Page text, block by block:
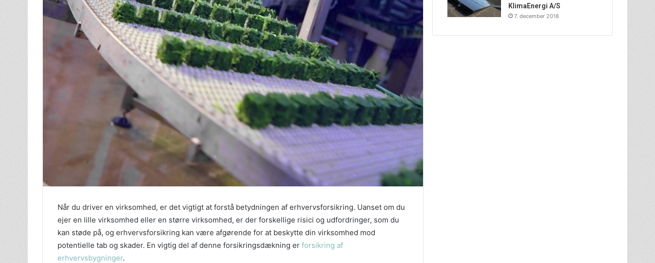
Når du driver en virksomhed, er det vigtigt at forstå betydningen af erhvervsforsikring. Uanset om du
ejer en lille virksomhed eller en større virksomhed, er der forskellige risici og udfordringer, som du
kan støde på, og erhvervsforsikring kan være afgørende for at beskytte din virksomhed mod
potentielle tab og skader. En vigtig del af denne forsikringsdækning er forsikring af
erhvervsbygninger.
KlimaEnergi A/S
7. december 2018